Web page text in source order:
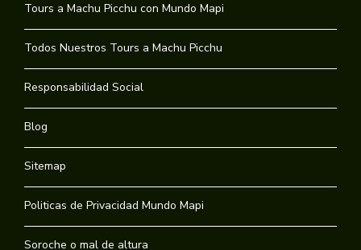
Tours a Machu Picchu con Mundo Mapi
Todos Nuestros Tours a Machu Picchu
Responsabilidad Social
Blog
Sitemap
Politicas de Privacidad Mundo Mapi
Soroche o mal de altura